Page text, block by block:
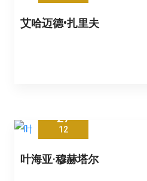
艾哈迈德•扎里夫
27
12
叶海亚·穆赫塔尔